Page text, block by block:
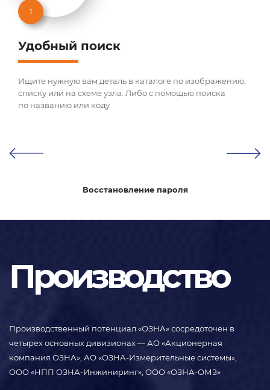
1
Удобный поиск
Ищите нужную вам деталь в каталоге по изображению,
списку или на схеме узла. Либо с помощью поиска
по названию или коду
Восстановление пароля
Производство
Производственный потенциал «ОЗНА» сосредоточен в
четырех основных дивизионах — АО «Акционерная
компания ОЗНА», АО «ОЗНА-Измерительные системы»,
ООО «НПП ОЗНА-Инжиниринг», ООО «ОЗНА-ОМЗ»